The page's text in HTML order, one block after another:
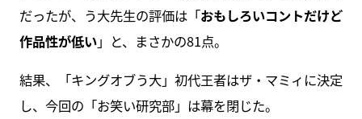
だったが、う大先生の評価は「おもしろいコントだけど
作品性が低い」と、まさかの81点。
結果、「キングオブう大」初代王者はザ・マミィに決定
し、今回の「お笑い研究部」は幕を閉じた。